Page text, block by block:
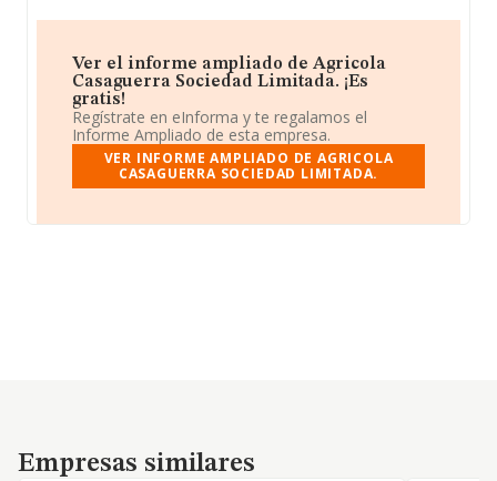
Ver el informe ampliado de Agricola
Casaguerra Sociedad Limitada. ¡Es
gratis!
Regístrate en eInforma y te regalamos el
Informe Ampliado de esta empresa.
VER INFORME AMPLIADO DE AGRICOLA
CASAGUERRA SOCIEDAD LIMITADA.
Empresas similares
Empresas similares